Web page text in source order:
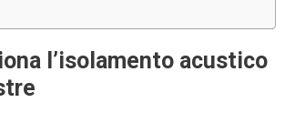
l’isolamento acustico